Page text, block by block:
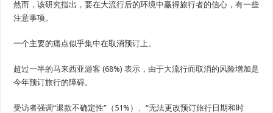
然而，该研究指出，要在大流行后的环境中赢得旅行者的信心，有一些
注意事项。
一个主要的痛点似乎集中在取消预订上。
超过一半的马来西亚游客 (68%) 表示，由于大流行而取消的风险增加是
今年预订旅行的障碍。
受访者强调“退款不确定性”（51%）、“无法更改预订旅行日期和时